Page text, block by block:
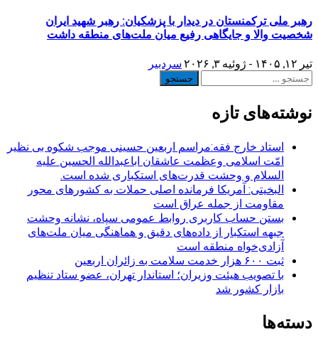
رهبر ملی ترکمنستان در دیدار با پزشکیان: رهبر شهید ایران
شخصیت والا و جایگاهی رفیع میان ملت‌های منطقه داشت
تیر ۱۲, ۱۴۰۵ - ژوئیه ۳, ۲۰۲۶
سردبیر
جستجو
نوشته‌های تازه
استاد خارج فقه:مراسم اربعین حسینی موجب شکوه بی نظیر
امّت اسلامی وعظمت عاشقان اباعبدالله الحسین علیه
السلام و وحشت قدرت‌های استکباری شده است.
البخیتی: آمریکا فرمانده اصلی حملات به کشورهای محور
مقاومت از جمله عراق است
بستن حساب کاربری روابط عمومی سپاه، نشانه‌ وحشت
جبهه استکبار از داده‌های دقیق و هماهنگی میان ملت‌های
آزادی‌خواه منطقه است
ثبت ۶۰۰ هزار خدمت سلامت به زائران اربعین
با تصویب هیئت وزیران؛ استاندار تهران، عضو ستاد تنظیم
بازار کشور شد
دسته‌ها